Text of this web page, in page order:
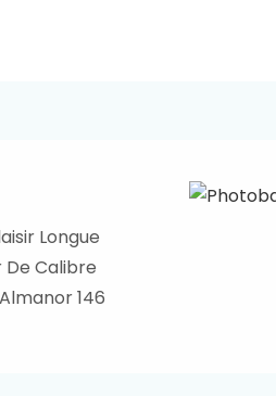
Longue
De Calibre
146